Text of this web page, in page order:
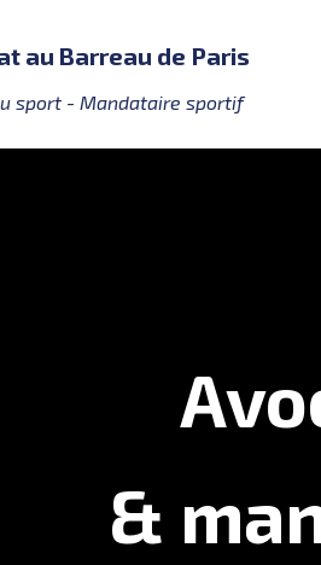
&
au Barreau de Paris
sport - Mandataire sportif